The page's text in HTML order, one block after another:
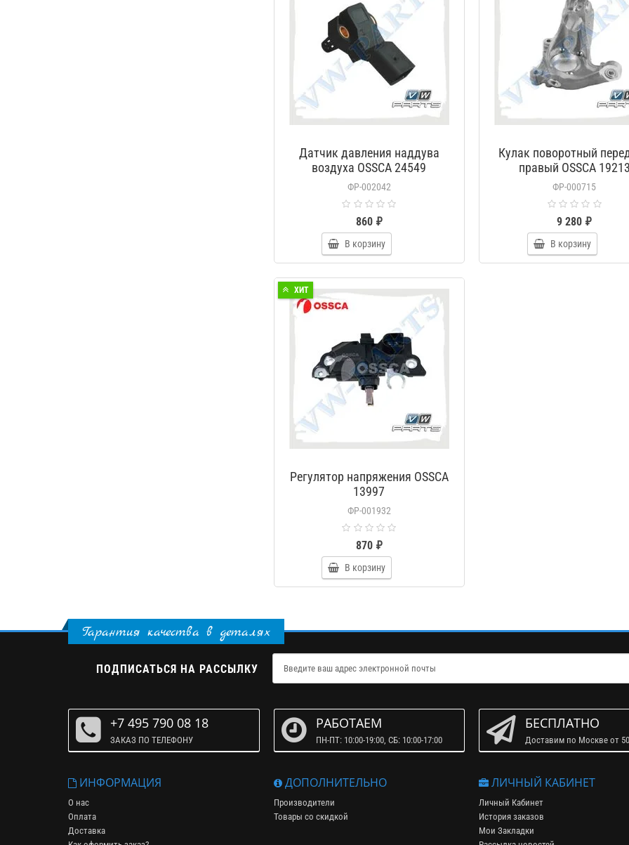
Датчик давления наддува
воздуха OSSCA 24549
ФР-002042
860 ₽
В корзину
Кулак поворотный
правый OSSCA 19213
ФР-000715
9 280 ₽
В корзину
ХИТ
Регулятор напряжения OSSCA
13997
ФР-001932
870 ₽
В корзину
Гарантия качества в деталях
ПОДПИСАТЬСЯ НА РАССЫЛКУ
+7 495 790 08 18
ЗАКАЗ ПО ТЕЛЕФОНУ
РАБОТАЕМ
ПН-ПТ: 10:00-19:00, СБ: 10:00-17:00
БЕСПЛАТНО
Доставим по Москве от
ИНФОРМАЦИЯ
О нас
Оплата
Доставка
ДОПОЛНИТЕЛЬНО
Производители
Товары со скидкой
ЛИЧНЫЙ КАБИНЕТ
Личный Кабинет
История заказов
Мои Закладки